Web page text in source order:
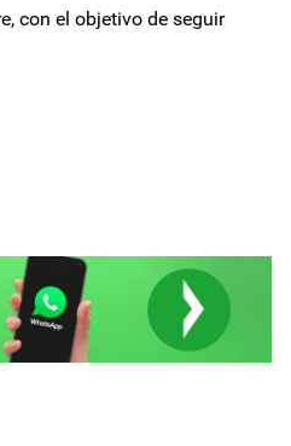
con el objetivo de seguir